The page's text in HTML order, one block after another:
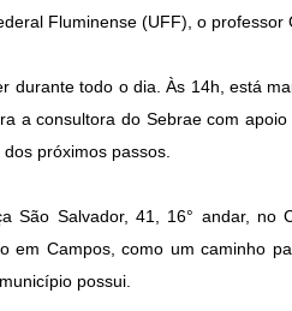
Fluminense (UFF), o professor
durante todo o dia. Às 14h, está
a consultora do Sebrae com
próximos passos.
São Salvador, 41, 16° andar, no
em Campos, como um caminho
possui.